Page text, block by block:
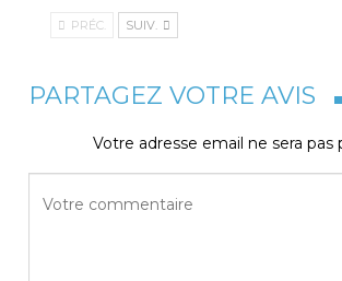
PRÉC. SUIV.
PARTAGEZ VOTRE AVIS
Votre adresse email ne sera pas